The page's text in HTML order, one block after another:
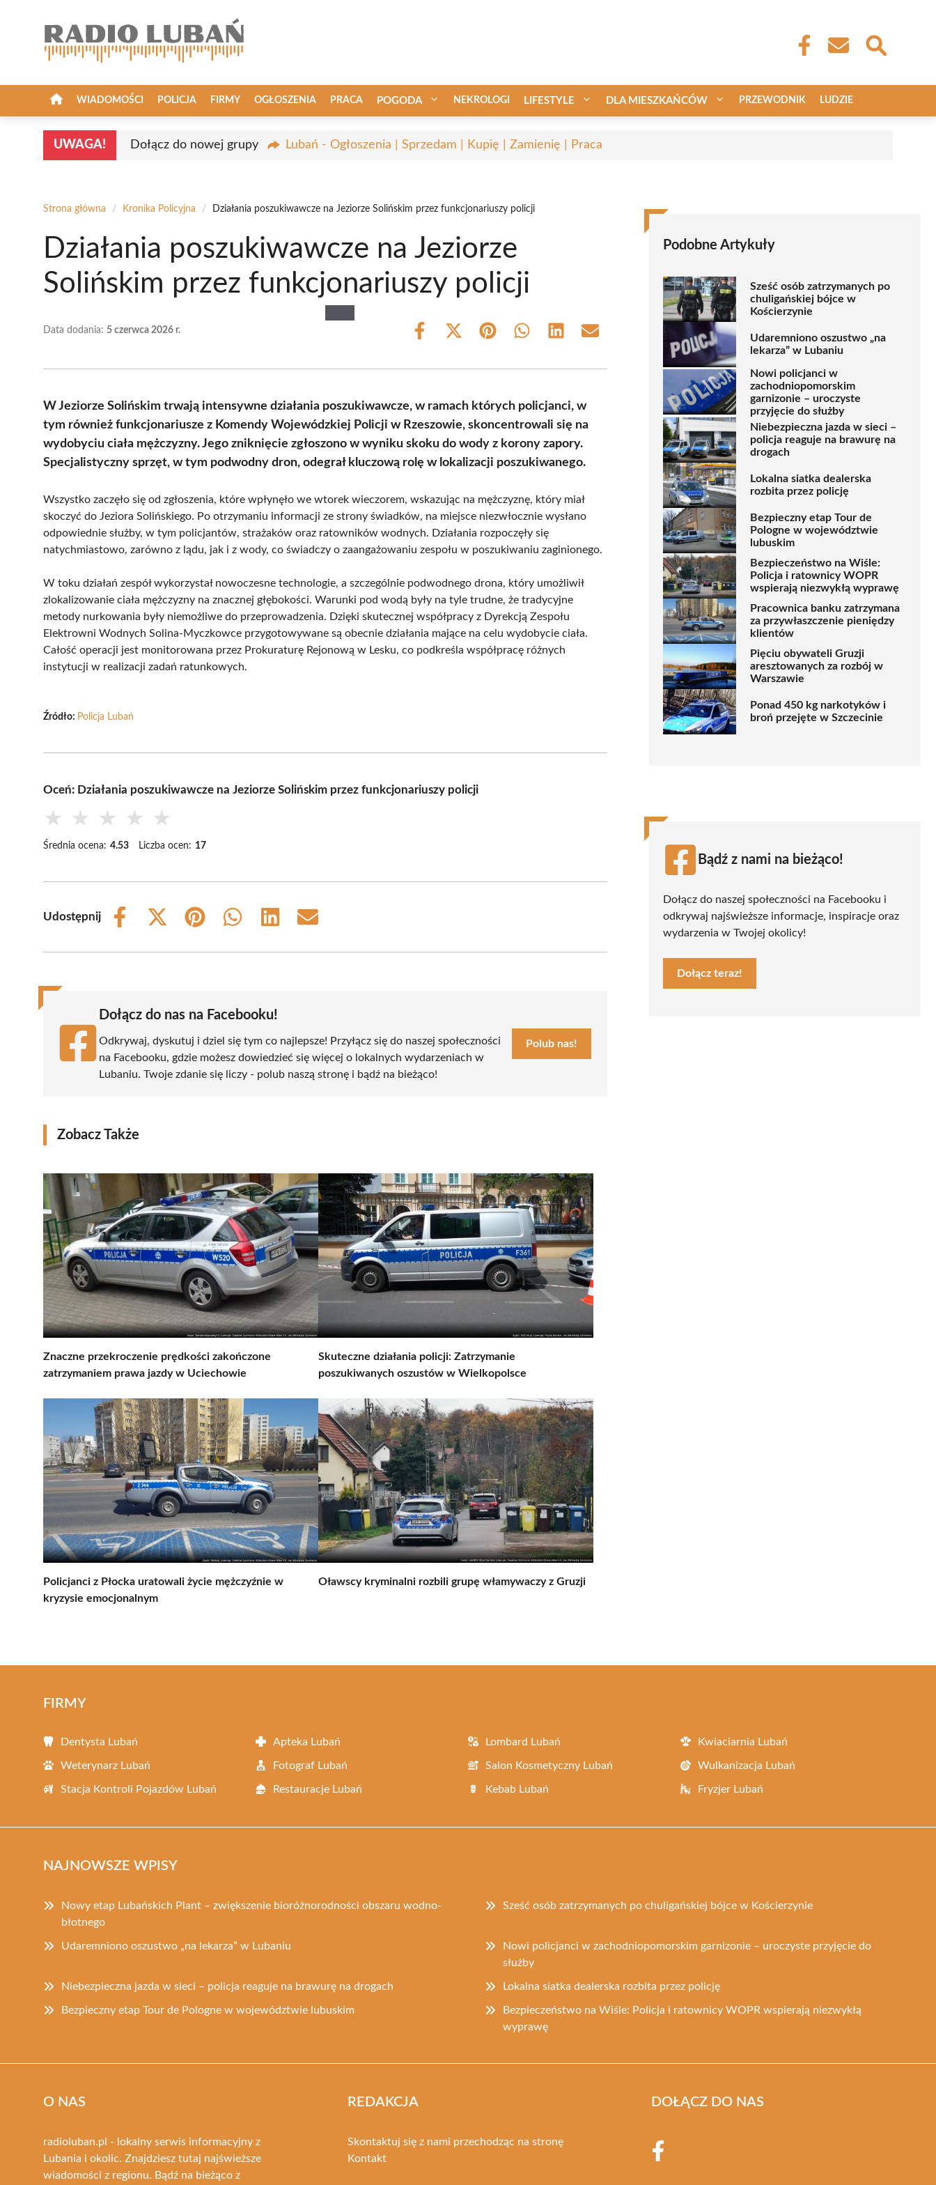
WIADOMOŚCI POLICJA FIRMY OGŁOSZENIA PRACA POGODA NEKROLOGI LIFESTYLE DLA MIESZKAŃCÓW PRZEWODNIK LUDZIE
UWAGA! Dołącz do nowej grupy Lubań - Ogłoszenia | Sprzedam | Kupię | Zamienię | Praca
Strona główna / Kronika Policyjna / Działania poszukiwawcze na Jeziorze Solińskim przez funkcjonariuszy policji
Działania poszukiwawcze na Jeziorze
Solińskim przez funkcjonariuszy policji
Data dodania: 5 czerwca 2026 r.
Share
Share
(Twitter)
Share Share Share Share
W Jeziorze Solińskim trwają intensywne działania poszukiwawcze, w ramach których policjanci, w
tym również funkcjonariusze z Komendy Wojewódzkiej Policji w Rzeszowie, skoncentrowali się na
wydobyciu ciała mężczyzny. Jego zniknięcie zgłoszono w wyniku skoku do wody z korony zapory.
Specjalistyczny sprzęt, w tym podwodny dron, odegrał kluczową rolę w lokalizacji poszukiwanego.
Wszystko zaczęło się od zgłoszenia, które wpłynęło we wtorek wieczorem, wskazując na mężczyznę, który miał
skoczyć do Jeziora Solińskiego. Po otrzymaniu informacji ze strony świadków, na miejsce niezwłocznie wysłano
odpowiednie służby, w tym policjantów, strażaków oraz ratowników wodnych. Działania rozpoczęły się
natychmiastowo, zarówno z lądu, jak i z wody, co świadczy o zaangażowaniu zespołu w poszukiwaniu zaginionego.
W toku działań zespół wykorzystał nowoczesne technologie, a szczególnie podwodnego drona, który umożliwił
zlokalizowanie ciała mężczyzny na znacznej głębokości. Warunki pod wodą były na tyle trudne, że tradycyjne
metody nurkowania były niemożliwe do przeprowadzenia. Dzięki skutecznej współpracy z Dyrekcją Zespołu
Elektrowni Wodnych Solina-Myczkowce przygotowywane są obecnie działania mające na celu wydobycie ciała.
Całość operacji jest monitorowana przez Prokuraturę Rejonową w Lesku, co podkreśla współpracę różnych
instytucji w realizacji zadań ratunkowych.
Źródło: Policja Lubań
Oceń: Działania poszukiwawcze na Jeziorze Solińskim przez funkcjonariuszy policji
★ ★ ★ ★ ★
Średnia ocena: 4.53 Liczba ocen: 17
Udostępnij
Share
Share
(Twitter)
Share
Share
Share
Share
Dołącz do nas na Facebooku!
Odkrywaj, dyskutuj i dziel się tym co najlepsze! Przyłącz się do naszej społeczności
na Facebooku, gdzie możesz dowiedzieć się więcej o lokalnych wydarzeniach w
Lubaniu. Twoje zdanie się liczy - polub naszą stronę i bądź na bieżąco!
Polub nas!
Zobacz Także
Znaczne przekroczenie prędkości zakończone
zatrzymaniem prawa jazdy w Uciechowie
Skuteczne działania policji: Zatrzymanie
poszukiwanych oszustów w Wielkopolsce
Policjanci z Płocka uratowali życie mężczyźnie w
kryzysie emocjonalnym
Oławscy kryminalni rozbili grupę włamywaczy z Gruzji
Podobne Artykuły
Sześć osób zatrzymanych po
chuligańskiej bójce w
Kościerzynie
Udaremniono oszustwo „na
lekarza” w Lubaniu
Nowi policjanci w
zachodniopomorskim
garnizonie – uroczyste
przyjęcie do służby
Niebezpieczna jazda w sieci –
policja reaguje na brawurę na
drogach
Lokalna siatka dealerska
rozbita przez policję
Bezpieczny etap Tour de
Pologne w województwie
lubuskim
Bezpieczeństwo na Wiśle:
Policja i ratownicy WOPR
wspierają niezwykłą wyprawę
Pracownica banku zatrzymana
za przywłaszczenie pieniędzy
klientów
Pięciu obywateli Gruzji
aresztowanych za rozbój w
Warszawie
Ponad 450 kg narkotyków i
broń przejęte w Szczecinie
Bądź z nami na bieżąco!
Dołącz do naszej społeczności na Facebooku i
odkrywaj najświeższe informacje, inspiracje oraz
wydarzenia w Twojej okolicy!
Dołącz teraz!
FIRMY
Dentysta Lubań Apteka Lubań Lombard Lubań Kwiaciarnia Lubań
Weterynarz Lubań Fotograf Lubań Salon Kosmetyczny Lubań Wulkanizacja Lubań
Stacja Kontroli Pojazdów Lubań Restauracje Lubań Kebab Lubań Fryzjer Lubań
NAJNOWSZE WPISY
Nowy etap Lubańskich Plant – zwiększenie bioróżnorodności obszaru wodno-
błotnego
Sześć osób zatrzymanych po chuligańskiej bójce w Kościerzynie
Udaremniono oszustwo „na lekarza” w Lubaniu
Nowi policjanci w zachodniopomorskim garnizonie – uroczyste przyjęcie do
służby
Niebezpieczna jazda w sieci – policja reaguje na brawurę na drogach Lokalna siatka dealerska rozbita przez policję
Bezpieczny etap Tour de Pologne w województwie lubuskim
Bezpieczeństwo na Wiśle: Policja i ratownicy WOPR wspierają niezwykłą
wyprawę
O NAS
radioluban.pl - lokalny serwis informacyjny z
Lubania i okolic. Znajdziesz tutaj najświeższe
wiadomości z regionu. Bądź na bieżąco z
REDAKCJA
Skontaktuj się z nami przechodząc na stronę
Kontakt
DOŁĄCZ DO NAS